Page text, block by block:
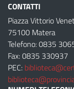
CONTATTI
Piazza Vittorio
75100 Matera
Telefono: 0835
Fax: 0835 330937
PEC: